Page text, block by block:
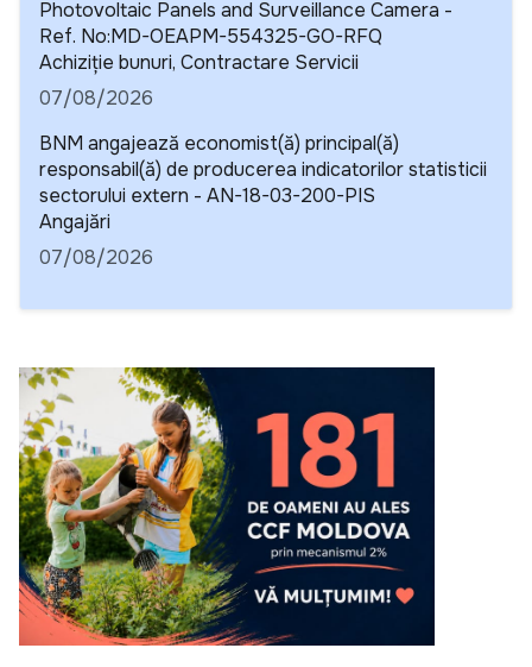
Photovoltaic Panels and Surveillance Camera -
Ref. No:MD-OEAPM-554325-GO-RFQ
Detalii
Achiziție bunuri, Contractare Servicii
07/08/2026
BNM angajează economist(ă) principal(ă)
responsabil(ă) de producerea indicatorilor statisticii
sectorului extern - AN-18-03-200-PIS
Detalii
Angajări
07/08/2026